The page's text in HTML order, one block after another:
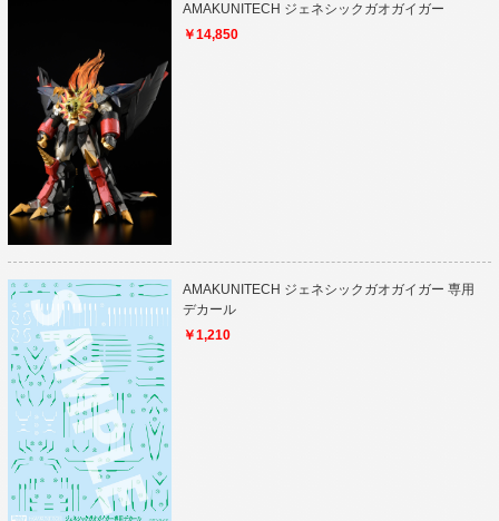
AMAKUNITECH ジェネシックガオガイガー
￥14,850
AMAKUNITECH ジェネシックガオガイガー 専用
デカール
￥1,210